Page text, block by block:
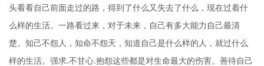
头看看自己前面走过的路，得到了什么又失去了什么，现在过着什
么样的生活。一路看过来，对于未来，自己有多大能力自己最清
楚。知己不怨人，知命不怨天，知道自己是什么样的人，就过什么
样的生活。强求.不甘心.抱怨这些都是对生命最大的伤害。善待自己